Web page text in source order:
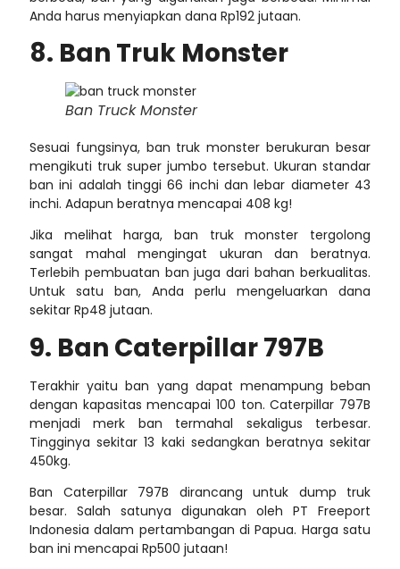
Anda harus menyiapkan dana Rp192 jutaan.
8. Ban Truk Monster
Ban Truck Monster
Sesuai fungsinya, ban truk monster berukuran besar
mengikuti truk super jumbo tersebut. Ukuran standar
ban ini adalah tinggi 66 inchi dan lebar diameter 43
inchi. Adapun beratnya mencapai 408 kg!
Jika melihat harga, ban truk monster tergolong
sangat mahal mengingat ukuran dan beratnya.
Terlebih pembuatan ban juga dari bahan berkualitas.
Untuk satu ban, Anda perlu mengeluarkan dana
sekitar Rp48 jutaan.
9. Ban Caterpillar 797B
Terakhir yaitu ban yang dapat menampung beban
dengan kapasitas mencapai 100 ton. Caterpillar 797B
menjadi merk ban termahal sekaligus terbesar.
Tingginya sekitar 13 kaki sedangkan beratnya sekitar
450kg.
Ban Caterpillar 797B dirancang untuk dump truk
besar. Salah satunya digunakan oleh PT Freeport
Indonesia dalam pertambangan di Papua. Harga satu
ban ini mencapai Rp500 jutaan!